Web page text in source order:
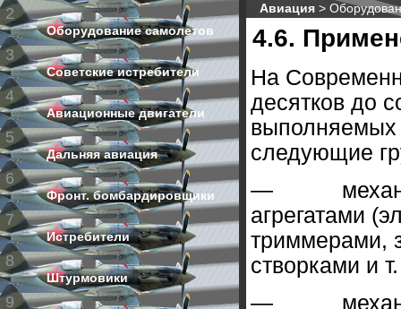
2
Оборудование самолетов
3
Советские истребители
4
Авиационные двигатели
5
Дальняя авиация
6
Фронт. бомбардировщики
7
Истребители
8
Штурмовики
9
Авиация >
4.6.
На
десятков до
выполняемых
следующие
—
агрегатами
триммерами,
створками и
—